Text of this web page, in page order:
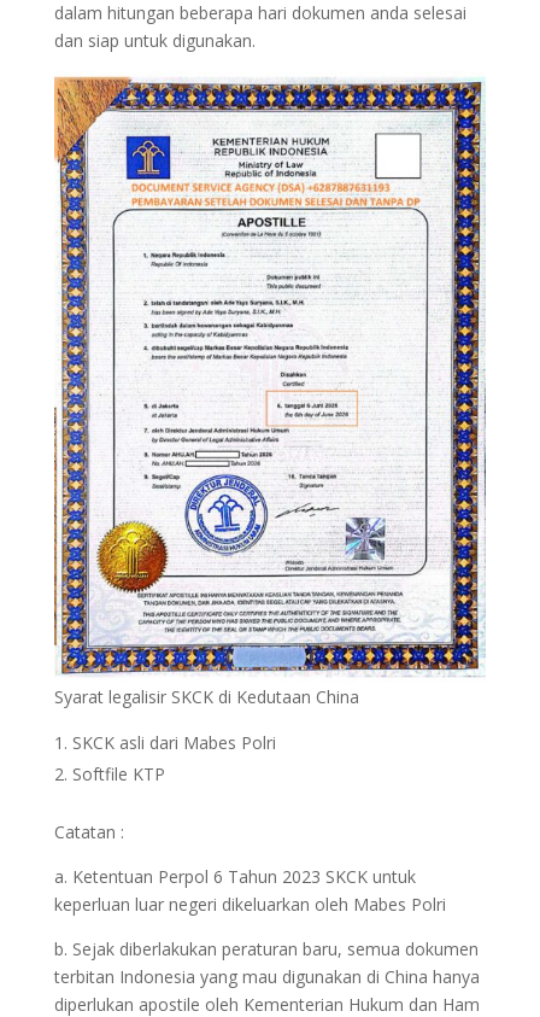
dalam hitungan beberapa hari dokumen anda selesai
dan siap untuk digunakan.
Syarat legalisir SKCK di Kedutaan China
SKCK asli dari Mabes Polri
Softfile KTP
Catatan :
a. Ketentuan Perpol 6 Tahun 2023 SKCK untuk
keperluan luar negeri dikeluarkan oleh Mabes Polri
b. Sejak diberlakukan peraturan baru, semua dokumen
terbitan Indonesia yang mau digunakan di China hanya
diperlukan apostile oleh Kementerian Hukum dan Ham